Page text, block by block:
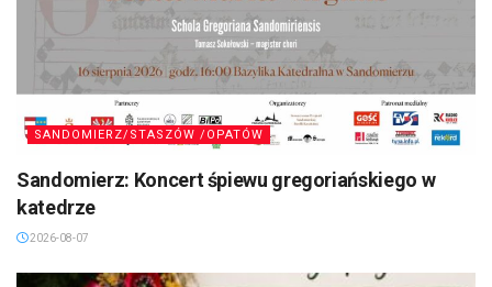
SANDOMIERZ/STASZÓW /OPATÓW
Sandomierz: Koncert śpiewu gregoriańskiego w
katedrze
2026-08-07